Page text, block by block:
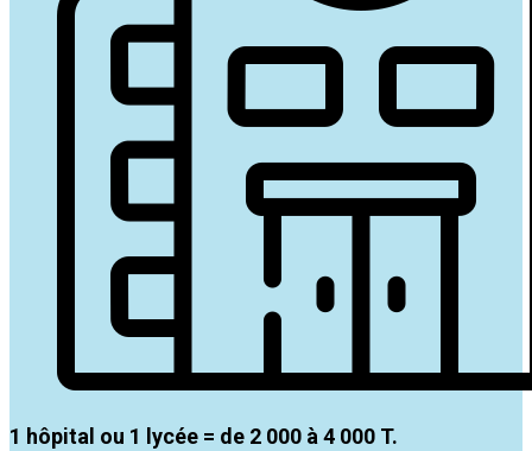
1 hôpital ou 1 lycée = de 2 000 à 4 000 T.